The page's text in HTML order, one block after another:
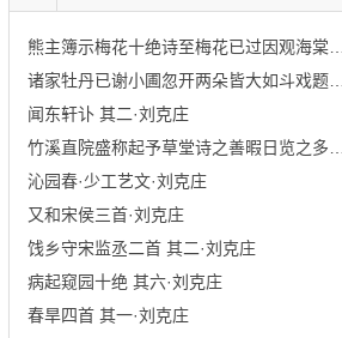
闻东轩讣 其二·刘克庄
沁园春·少工艺文·刘克庄
又和宋侯三首·刘克庄
饯乡守宋监丞二首 其二·刘克庄
病起窥园十绝 其六·刘克庄
春旱四首 其一·刘克庄